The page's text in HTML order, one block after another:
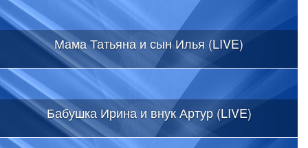
Мама Татьяна и сын Илья (LIVE)
Бабушка Ирина и внук Артур (LIVE)